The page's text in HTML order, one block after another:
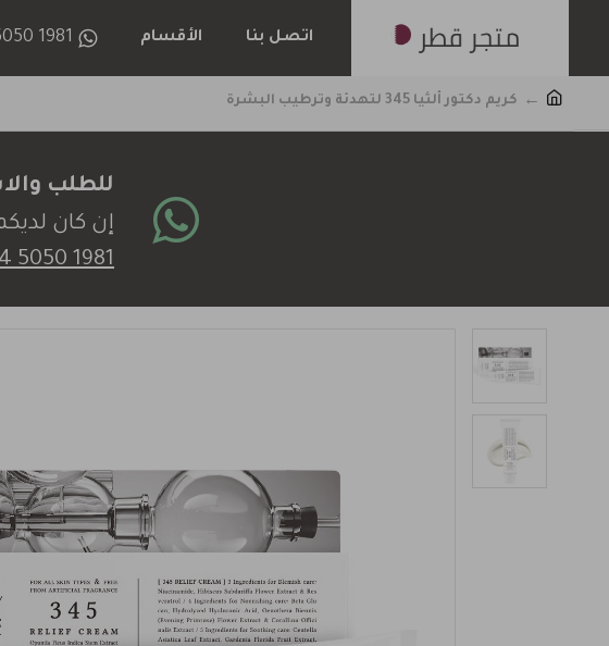
اتصل بنا الأقسام 1981
كريم دكتور ألثيا 345 لتهدئة وترطيب البشرة
للطلب
إن كان
5050 1981